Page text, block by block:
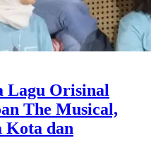
Lagu Orisinal
The Musical,
Kota dan